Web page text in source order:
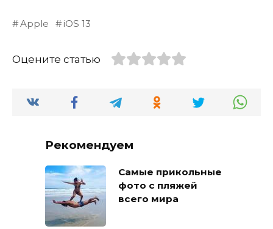
Apple iOS 13
Оцените статью
Рекомендуем
Самые прикольные
фото с пляжей
всего мира